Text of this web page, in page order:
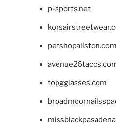
p-sports.net
petshopallston.com
topgglasses.com